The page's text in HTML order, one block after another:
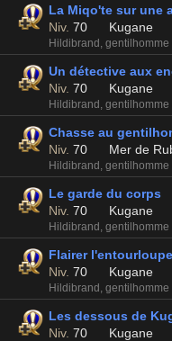
La Miqo'te sur une
Niv. 70 Kugane
Hildibrand,
Un détective aux
Niv. 70 Kugane
Hildibrand,
Chasse au
Niv. 70 Mer de
Hildibrand,
Le garde du corps
Niv. 70 Kugane
Hildibrand,
Flairer l'entourloupe
Niv. 70 Kugane
Hildibrand,
Les dessous de
Niv. 70 Kugane